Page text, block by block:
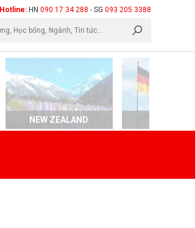
Hotline: HN 090 17 34 288 - SG 093 205 3388
NEW ZEALAND